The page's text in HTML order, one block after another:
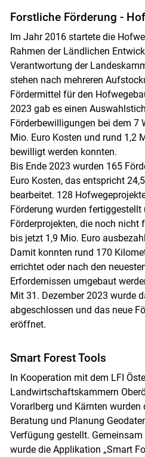
Skip to
Forstliche Förderung -
Im Jahr 2016 startete die
Rahmen der Ländlichen
Verantwortung der
stehen nach mehreren
Fördermittel für den
2023 gab es einen
Förderbewilligungen bei dem 7
Mio. Euro Kosten und rund 1,2
bewilligt werden konnten.
Bis Ende 2023 wurden 165
Euro Kosten, das entspricht
bearbeitet. 128
Förderung wurden
Förderprojekten, die noch nicht
bis jetzt 1,9 Mio. Euro
Damit konnten rund 170
errichtet oder nach den
Erfordernissen umgebaut
Mit 31. Dezember 2023 wurde
abgeschlossen und das neue
eröffnet.
Smart Forest Tools
In Kooperation mit dem LFI
Landwirtschaftskammern
Vorarlberg und Kärnten
Beratung und Planung
Verfügung gestellt. Gemeinsam
wurde die Applikation „Smart